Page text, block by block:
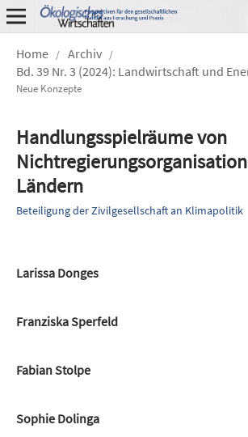
Home / Archiv /
Bd. 39 Nr. 3 (2024): Landwirtschaft und
Neue Konzepte
Handlungsspielräume von
Ländern
Beteiligung der Zivilgesellschaft an Klimapolitik
Larissa Donges
Franziska Sperfeld
Fabian Stolpe
Sophie Dolinga